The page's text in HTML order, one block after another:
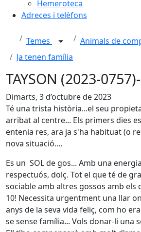
Hemeroteca
Adreces i telèfons
Temes
Animals de
Ja tenen família
TAYSON (2023-
Dimarts, 3 d’octubre de 2023
Té una trista història...el seu
arribat al centre... Els primers dies
entenia res, ara ja s'ha habituat (o
nova situació....
Es un SOL de gos... Amb una
respectuós, dolç. Tot el que té de
sociable amb altres gossos amb els
10! Necessita urgentment una llar
anys de la seva vida feliç, com ho
se sense família... Vols donar-li una